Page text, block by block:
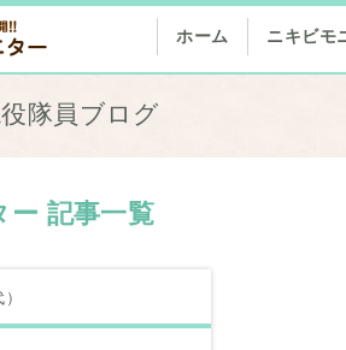
ホーム ニキビモ
隊員ブログ
ー 記事一覧